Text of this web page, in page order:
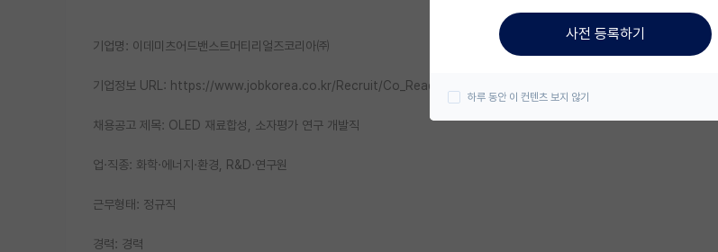
기업명: 이데미츠어드밴스트머티리얼즈코리아㈜
기업정보 URL: https://www.jobkorea.co.kr/Recruit/Co_Read/C/idemitsurnd
채용공고 제목: OLED 재료합성, 소자평가 연구 개발직
업·직종: 화학·에너지·환경, R&D·연구원
근무형태: 정규직
경력: 경력
사전 등록하기
하루 동안 이 컨텐츠 보지 않기